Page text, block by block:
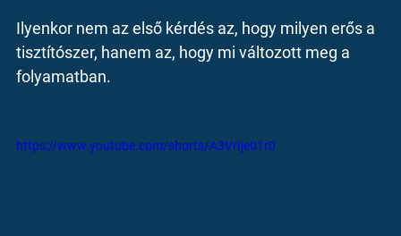
Ilyenkor nem az első kérdés az, hogy milyen erős a
tisztítószer, hanem az, hogy mi változott meg a
folyamatban.
https://www.youtube.com/shorts/A3VrIje01r0